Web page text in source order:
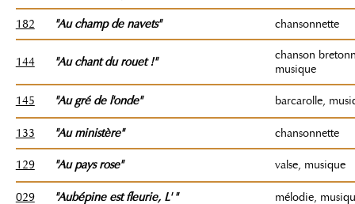
182 "Au champ de navets" chansonnette
144 "Au chant du rouet !"
chanson
musique
145 "Au gré de l'onde" barcarolle,
133 "Au ministère" chansonnette
129 "Au pays rose" valse, musique
029 "Aubépine est fleurie, L'" mélodie,